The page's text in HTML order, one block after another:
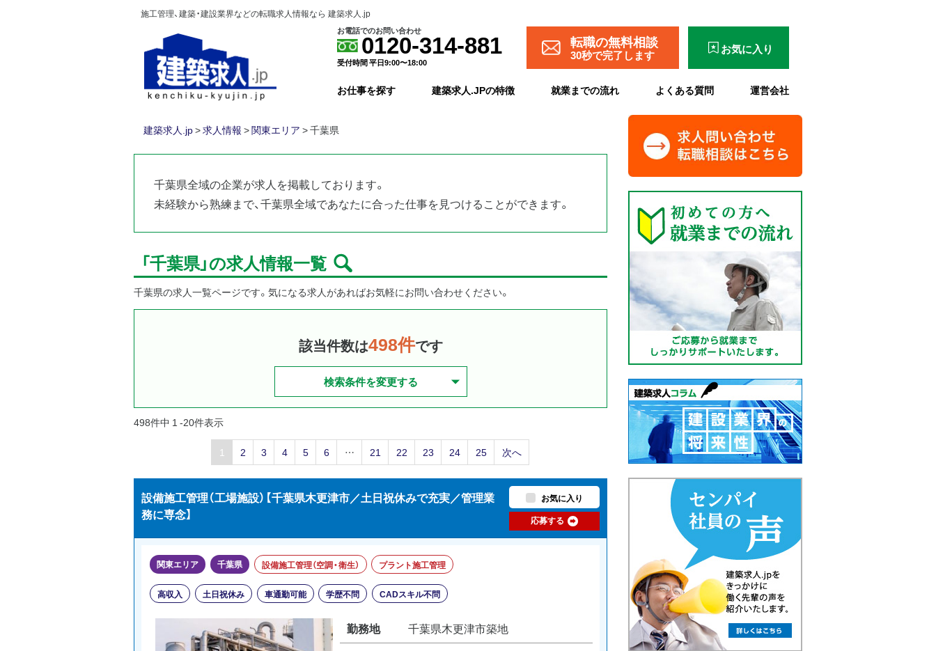
施工管理、建築・建設業界などの転職求人情報なら 建築求人.jp
お電話でのお問い合わせ
0120-314-881
受付時間 平日9:00〜18:00
転職の無料相談
30秒で完了します お気に入り
お仕事を探す 建築求人.JPの特徴 就業までの流れ よくある質問 運営会社
建築求人.jp>求人情報 >関東エリア > 千葉県
千葉県全域の企業が求人を掲載しております。
未経験から熟練まで、千葉県全域であなたに合った仕事を見つけることができます。
「千葉県」の求人情報一覧
千葉県の求人一覧ページです。気になる求人があればお気軽にお問い合わせください。
該当件数は498件です
検索条件を変更する
498件中 1 -20件表示
1 2 3 4 5 6 … 21 22 23 24 25 次へ
設備施工管理（工場施設）【千葉県木更津市／土日祝休みで充実／管理業
務に専念】
お気に入り
応募する
関東エリア 千葉県 設備施工管理（空調・衛生） プラント施工管理
高収入 土日祝休み 車通勤可能 学歴不問 CADスキル不問
勤務地 千葉県木更津市築地